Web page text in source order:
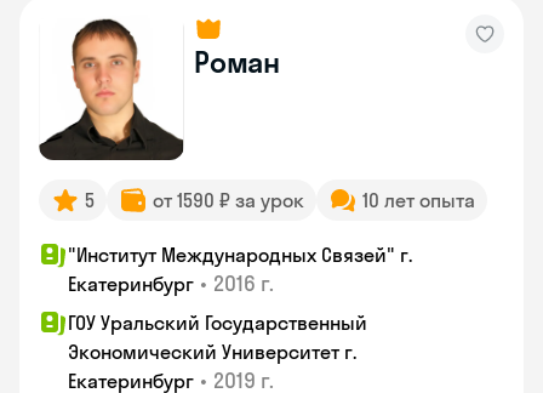
Роман
5 от 1590 ₽ за урок 10 лет опыта
"Институт Международных Связей" г.
Екатеринбург • 2016 г.
ГОУ Уральский Государственный
Экономический Университет г.
Екатеринбург • 2019 г.